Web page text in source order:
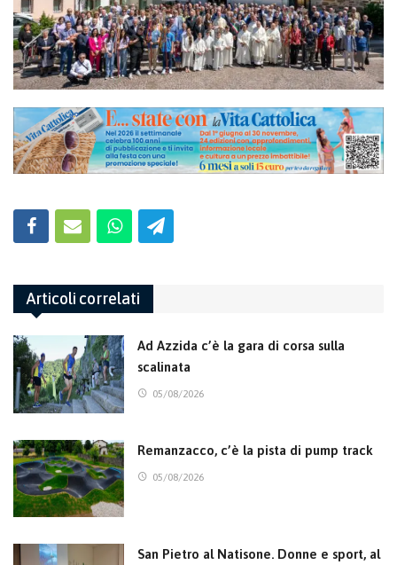
Articoli correlati
Ad Azzida c’è la gara di corsa sulla
scalinata
05/08/2026
Remanzacco, c’è la pista di pump track
05/08/2026
San Pietro al Natisone. Donne e sport, al